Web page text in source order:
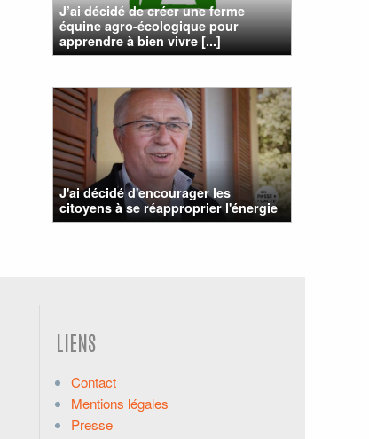
J’ai décidé de créer une ferme
équine agro-écologique pour
apprendre à bien vivre [...]
J'ai décidé d'encourager les
citoyens à se réapproprier l'énergie
LIENS
Contact
Mentions légales
Presse